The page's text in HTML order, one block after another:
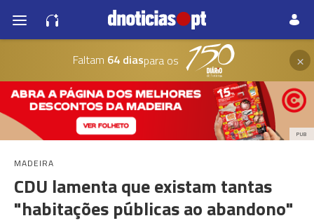
Faltam 64 diaspara os ×
PUB
MADEIRA
CDU lamenta que existam tantas
"habitações públicas ao abandono"